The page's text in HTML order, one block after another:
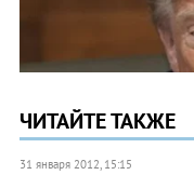
ЧИТАЙТЕ ТАКЖЕ
31 января 2012, 15:15